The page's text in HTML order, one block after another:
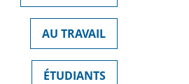
AU TRAVAIL
ÉTUDIANTS